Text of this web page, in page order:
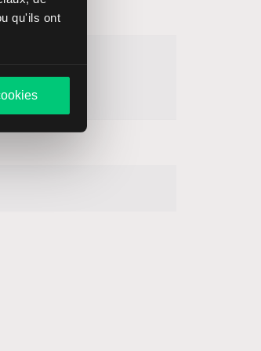
qu'ils ont